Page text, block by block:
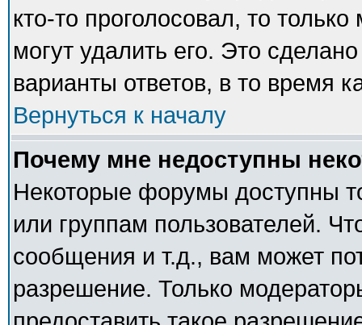
кто-то проголосовал, то
могут удалить его. Это
варианты ответов, в то время
Вернуться к началу
Почему мне недоступны
Некоторые форумы доступны
или группам пользователей.
сообщения и т.д., вам может
разрешение. Только